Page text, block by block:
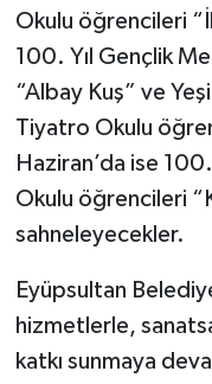
Okulu öğrencileri
100. Yıl Gençlik
“Albay Kuş” ve
Tiyatro Okulu
Haziran’da ise
Okulu öğrencileri
sahneleyecekler.
Eyüpsultan
hizmetlerle,
katkı sunmaya